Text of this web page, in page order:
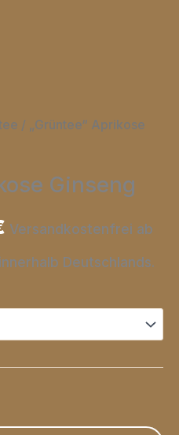
/ „Grüntee“ Aprikose
Ginseng
Versandkostenfrei ab
Deutschlands.